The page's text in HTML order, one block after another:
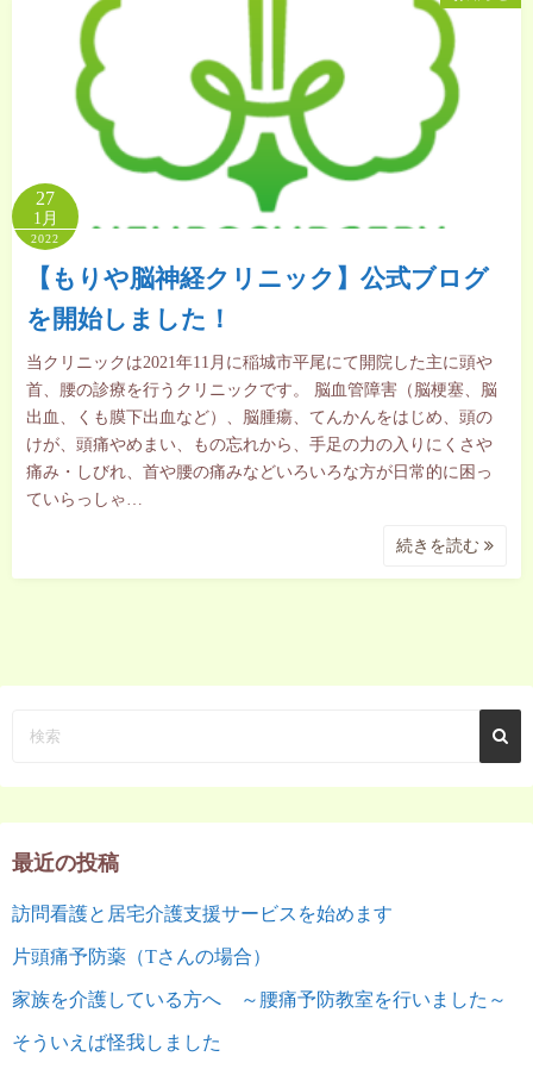
27
1月
2022
【もりや脳神経クリニック】公式ブログ
を開始しました！
当クリニックは2021年11月に稲城市平尾にて開院した主に頭や
首、腰の診療を行うクリニックです。 脳血管障害（脳梗塞、脳
出血、くも膜下出血など）、脳腫瘍、てんかんをはじめ、頭の
けが、頭痛やめまい、もの忘れから、手足の力の入りにくさや
痛み・しびれ、首や腰の痛みなどいろいろな方が日常的に困っ
ていらっしゃ…
続きを読む
最近の投稿
訪問看護と居宅介護支援サービスを始めます
片頭痛予防薬（Tさんの場合）
家族を介護している方へ ～腰痛予防教室を行いました～
そういえば怪我しました